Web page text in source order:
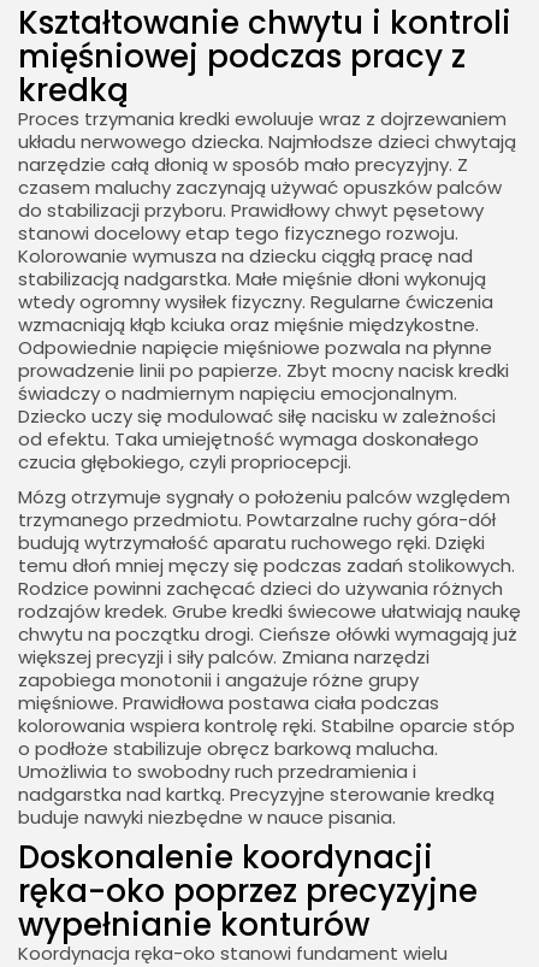
Kształtowanie chwytu i kontroli
mięśniowej podczas pracy z
kredką
Proces trzymania kredki ewoluuje wraz z dojrzewaniem
układu nerwowego dziecka. Najmłodsze dzieci chwytają
narzędzie całą dłonią w sposób mało precyzyjny. Z
czasem maluchy zaczynają używać opuszków palców
do stabilizacji przyboru. Prawidłowy chwyt pęsetowy
stanowi docelowy etap tego fizycznego rozwoju.
Kolorowanie wymusza na dziecku ciągłą pracę nad
stabilizacją nadgarstka. Małe mięśnie dłoni wykonują
wtedy ogromny wysiłek fizyczny. Regularne ćwiczenia
wzmacniają kłąb kciuka oraz mięśnie międzykostne.
Odpowiednie napięcie mięśniowe pozwala na płynne
prowadzenie linii po papierze. Zbyt mocny nacisk kredki
świadczy o nadmiernym napięciu emocjonalnym.
Dziecko uczy się modulować siłę nacisku w zależności
od efektu. Taka umiejętność wymaga doskonałego
czucia głębokiego, czyli propriocepcji.
Mózg otrzymuje sygnały o położeniu palców względem
trzymanego przedmiotu. Powtarzalne ruchy góra-dół
budują wytrzymałość aparatu ruchowego ręki. Dzięki
temu dłoń mniej męczy się podczas zadań stolikowych.
Rodzice powinni zachęcać dzieci do używania różnych
rodzajów kredek. Grube kredki świecowe ułatwiają naukę
chwytu na początku drogi. Cieńsze ołówki wymagają już
większej precyzji i siły palców. Zmiana narzędzi
zapobiega monotonii i angażuje różne grupy
mięśniowe. Prawidłowa postawa ciała podczas
kolorowania wspiera kontrolę ręki. Stabilne oparcie stóp
o podłoże stabilizuje obręcz barkową malucha.
Umożliwia to swobodny ruch przedramienia i
nadgarstka nad kartką. Precyzyjne sterowanie kredką
buduje nawyki niezbędne w nauce pisania.
Doskonalenie koordynacji
ręka-oko poprzez precyzyjne
wypełnianie konturów
Koordynacja ręka-oko stanowi fundament wielu